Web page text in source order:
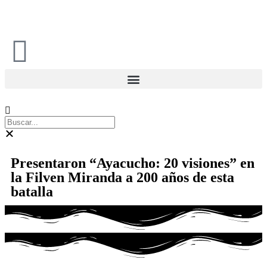
Presentaron “Ayacucho: 20 visiones” en
la Filven Miranda a 200 años de esta
batalla